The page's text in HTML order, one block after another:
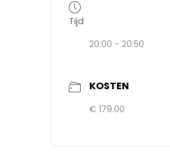
Tijd
20:00 - 20:50
KOSTEN
€ 179.00